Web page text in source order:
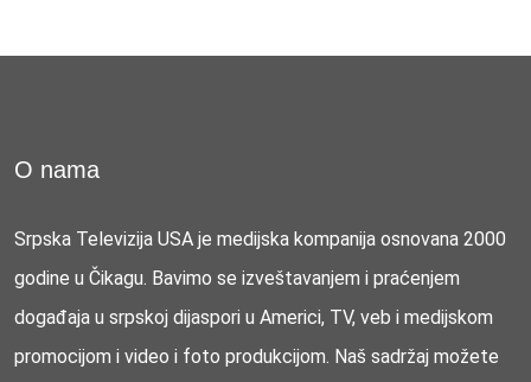
O nama
Srpska Televizija USA je medijska kompanija osnovana 2000
godine u Čikagu. Bavimo se izveštavanjem i praćenjem
događaja u srpskoj dijaspori u Americi, TV, veb i medijskom
promocijom i video i foto produkcijom. Naš sadržaj možete